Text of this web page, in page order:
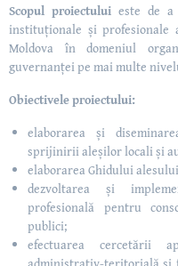
Scopul proiectului este de a
instituționale și profesionale
Moldova în domeniul
guvernanței pe mai multe
Obiectivele proiectului:
elaborarea și
sprijinirii aleșilor locali și
elaborarea Ghidului
dezvoltarea și
profesională pentru
publici;
efectuarea cercetării